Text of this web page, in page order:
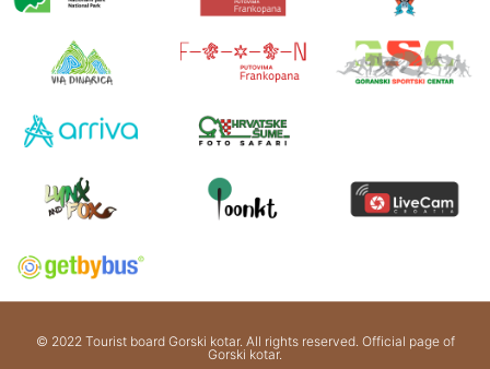
© 2022 Tourist board Gorski kotar. All rights reserved. Official page of
Gorski kotar.